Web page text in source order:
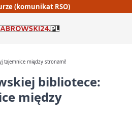
(komunikat RSO)
tajemnice między stronami!
bibliotece:
między